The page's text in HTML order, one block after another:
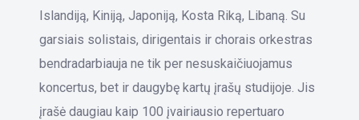
Islandiją, Kiniją, Japoniją, Kosta Riką, Libaną. Su
garsiais solistais, dirigentais ir chorais orkestras
bendradarbiauja ne tik per nesuskaičiuojamus
koncertus, bet ir daugybę kartų įrašų studijoje. Jis
įrašė daugiau kaip 100 įvairiausio repertuaro